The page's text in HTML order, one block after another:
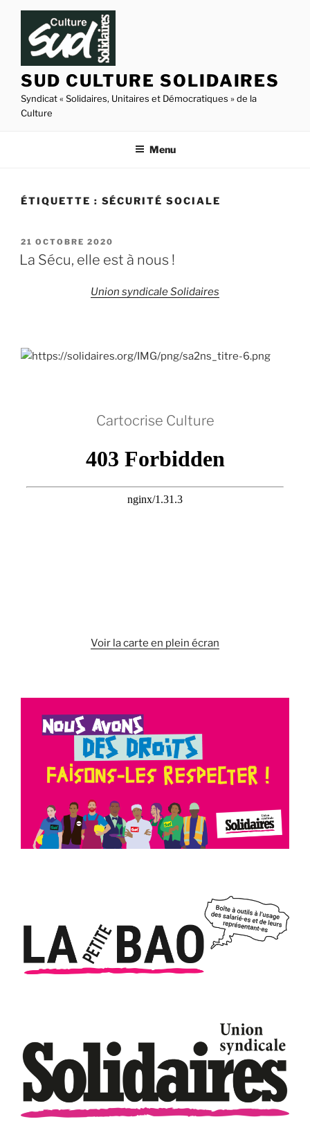
Aller
contenu
principal
SUD CULTURE SOLIDAIRES
Syndicat « Solidaires, Unitaires et Démocratiques » de la
Culture
Menu
ÉTIQUETTE : SÉCURITÉ SOCIALE
PUBLIÉ
LE
21 OCTOBRE 2020
La Sécu, elle est à nous !
Union syndicale Solidaires
Cartocrise Culture
Voir la carte en plein écran